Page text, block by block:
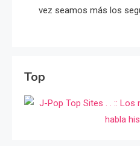
vez seamos más los
Top